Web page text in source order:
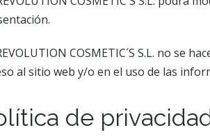
COSMETIC´S S.L. no
al sitio web y/o en el uso de las
de